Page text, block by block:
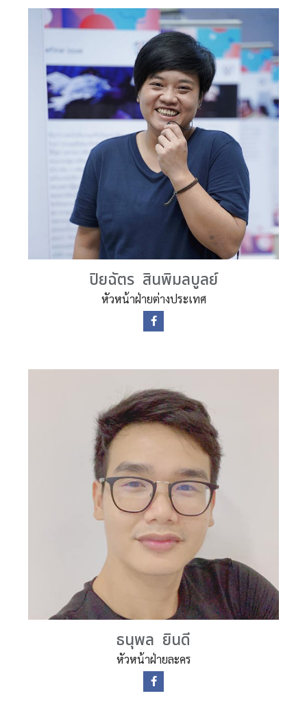
ปิยฉัตร สินพิมลบูลย์
หัวหน้าฝ่ายต่างประเทศ
ธนุพล ยินดี
หัวหน้าฝ่ายละคร